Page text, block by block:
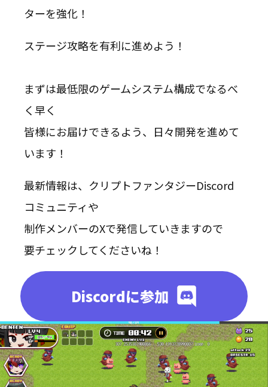
ターを強化！
ステージ攻略を有利に進めよう！
まずは最低限のゲームシステム構成でなるべ
く早く
皆様にお届けできるよう、日々開発を進めて
います！
最新情報は、クリプトファンタジーDiscord
コミュニティや
制作メンバーのXで発信していきますので
要チェックしてくださいね！
Discordに参加